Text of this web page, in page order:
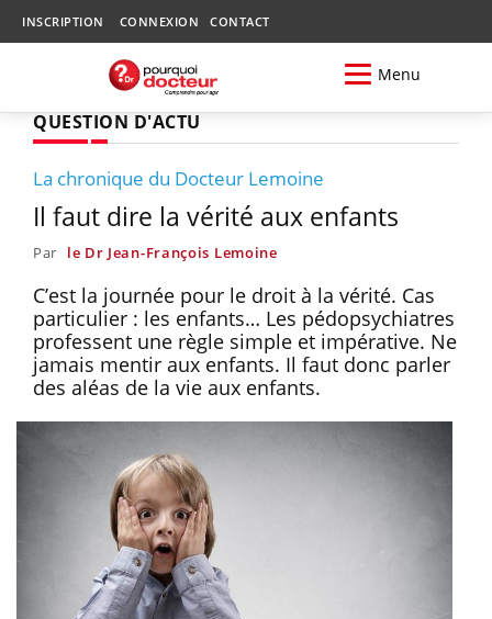
INSCRIPTION CONNEXION CONTACT
Menu
QUESTION D'ACTU
La chronique du Docteur Lemoine
Il faut dire la vérité aux enfants
Par le Dr Jean-François Lemoine
C’est la journée pour le droit à la vérité. Cas
particulier : les enfants… Les pédopsychiatres
professent une règle simple et impérative. Ne
jamais mentir aux enfants. Il faut donc parler
des aléas de la vie aux enfants.